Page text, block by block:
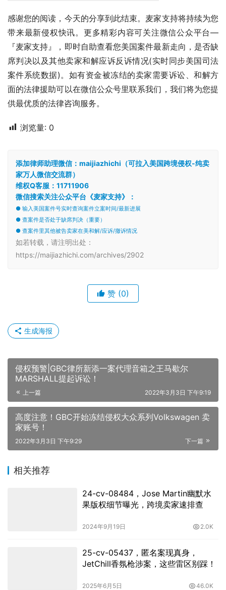
感谢您的阅读，今天的分享到此结束。麦家支持将持续为您
带来最新侵权快讯。更多精彩内容可关注微信公众平台—
『麦家支持』，即时自助查看您美国案件最新走向，是否缺
席判决以及其他卖家和解应诉反诉情况(实时同步美国司法
案件系统数据)。如有资金被冻结的卖家需要诉讼、和解方
面的法律援助可以在微信公众号里联系我们，我们将为您提
供最优质的法律咨询服务。
浏览量: 0
添加律师助理微信：maijiazhichi（可拉入美国跨境侵权-纯卖
家万人微信交流群）
维权Q客服：11711906
微信搜索关注公众平台《麦家支持》：
● 输入美国案件号实时查询案件立案时间/最新进展
● 查案件是否处于缺席判决（重要）
● 查案件里其他被告卖家在美和解/应诉/撤诉情况
如若转载，请注明出处：
https://maijiazhichi.com/archives/2902
赞 (0)
生成海报
侵权预警|GBC律所新添一案代理音箱之王马歇尔
MARSHALL提起诉讼！
上一篇 2022年3月3日 下午9:19
高度注意！GBC开始冻结侵权大众系列Volkswagen 卖
家账号！
下一篇
2022年3月3日 下午9:29
相关推荐
24-cv-08484，Jose Martin幽默水
果版权细节曝光，跨境卖家速排查
2024年9月19日 2.0K
25-cv-05437，匿名案现真身，
JetChill香氛枪涉案，这些雷区别踩！
2025年6月5日 46.0K